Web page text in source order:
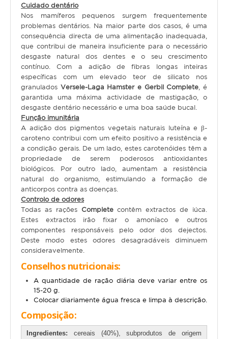
Cão
Pequenos mamíferos
Aves
Répteis
SUPLEMENTOS
Cão
Gato
Pequenos mamíferos
Aves
Repteis
PROMOÇÕES
COMO COMPRAR
FORMAS DE PAGAMENTO
TRANSPORTE
Cuidado dentário
Nos mamíferos pequenos surgem frequentemente
problemas dentários. Na maior parte dos casos, é uma
consequência directa de uma alimentação inadequada,
que contribui de maneira insuficiente para o necessário
desgaste natural dos dentes e o seu crescimento
contínuo. Com a adição de fibras longas inteiras
específicas com um elevado teor de silicato nos
granulados Versele-Laga Hamster e Gerbil Complete, é
garantida uma máxima actividade de mastigação, o
desgaste dentário necessário e uma boa saúde bucal.
Função imunitária
A adição dos pigmentos vegetais naturais luteína e β-
caroteno contribui com um efeito positivo a resistência e
a condição gerais. De um lado, estes carotenóides têm a
propriedade de serem poderosos antioxidantes
biológicos. Por outro lado, aumentam a resistência
natural do organismo, estimulando a formação de
anticorpos contra as doenças.
Controlo de odores
Todas as rações Completecontêm extractos de iúca.
Estes extractos irão fixar o amoníaco e outros
componentes responsáveis pelo odor dos dejectos.
Deste modo estes odores desagradáveis diminuem
consideravelmente.
Conselhos nutricionais:
A quantidade de ração diária deve variar entre os
15-20 g.
Colocar diariamente água fresca e limpa à descrição.
Composição:
Ingredientes: cereais (40%), subprodutos de origem